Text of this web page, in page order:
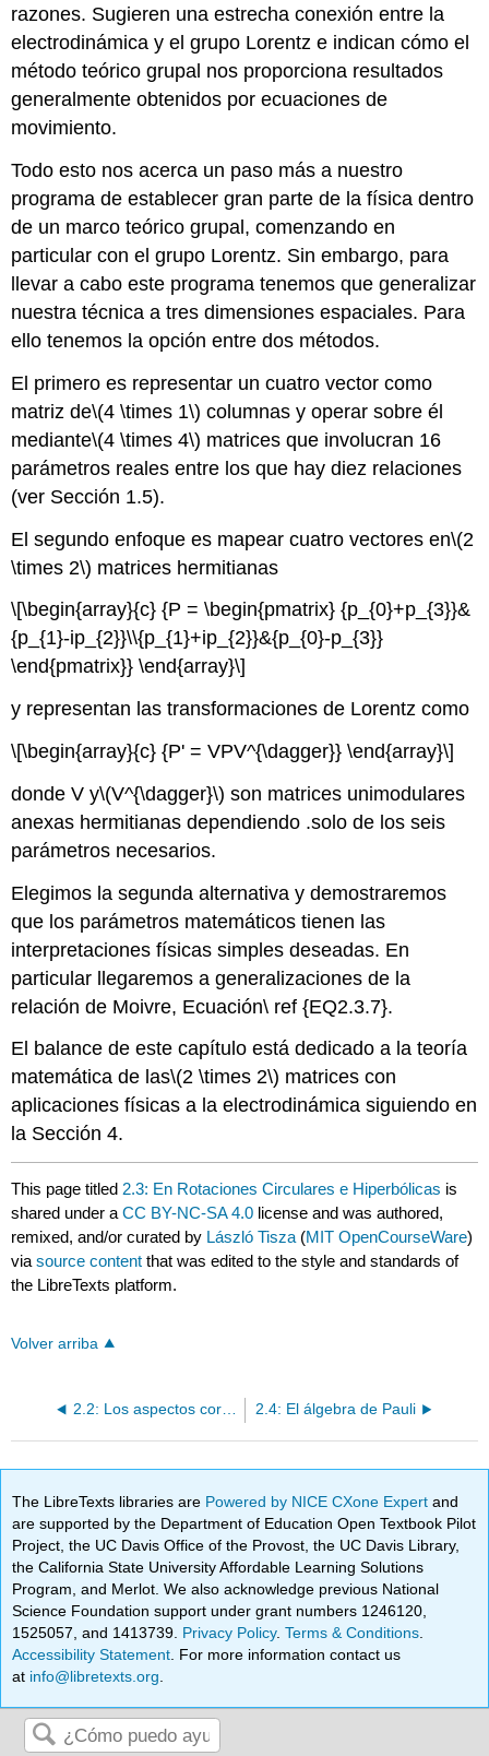
razones. Sugieren una estrecha conexión entre la
electrodinámica y el grupo Lorentz e indican cómo el
método teórico grupal nos proporciona resultados
generalmente obtenidos por ecuaciones de
movimiento.
Todo esto nos acerca un paso más a nuestro
programa de establecer gran parte de la física dentro
de un marco teórico grupal, comenzando en
particular con el grupo Lorentz. Sin embargo, para
llevar a cabo este programa tenemos que generalizar
nuestra técnica a tres dimensiones espaciales. Para
ello tenemos la opción entre dos métodos.
El primero es representar un cuatro vector como
matriz de\(4 \times 1\) columnas y operar sobre él
mediante\(4 \times 4\) matrices que involucran 16
parámetros reales entre los que hay diez relaciones
(ver Sección 1.5).
El segundo enfoque es mapear cuatro vectores en\(2
\times 2\) matrices hermitianas
\[\begin{array}{c} {P = \begin{pmatrix} {p_{0}+p_{3}}&
{p_{1}-ip_{2}}\\{p_{1}+ip_{2}}&{p_{0}-p_{3}}
\end{pmatrix}} \end{array}\]
y representan las transformaciones de Lorentz como
\[\begin{array}{c} {P' = VPV^{\dagger}} \end{array}\]
donde V y\(V^{\dagger}\) son matrices unimodulares
anexas hermitianas dependiendo .solo de los seis
parámetros necesarios.
Elegimos la segunda alternativa y demostraremos
que los parámetros matemáticos tienen las
interpretaciones físicas simples deseadas. En
particular llegaremos a generalizaciones de la
relación de Moivre, Ecuación\ ref {EQ2.3.7}.
El balance de este capítulo está dedicado a la teoría
matemática de las\(2 \times 2\) matrices con
aplicaciones físicas a la electrodinámica siguiendo en
la Sección 4.
This page titled 2.3: En Rotaciones Circulares e Hiperbólicas is
shared under aCC BY-NC-SA 4.0 license and was authored,
remixed, and/or curated by László Tisza (MIT OpenCourseWare)
viasource content that was edited to the style and standards of
the LibreTexts platform.
Volver arriba
2.2: Los aspectos corpusculares de la luz 2.4: El álgebra de Pauli
The LibreTexts libraries are Powered by NICE CXone Expertand
are supported by the Department of Education Open Textbook Pilot
Project, the UC Davis Office of the Provost, the UC Davis Library,
the California State University Affordable Learning Solutions
Program, and Merlot. We also acknowledge previous National
Science Foundation support under grant numbers 1246120,
1525057, and 1413739. Privacy Policy.Terms & Conditions
Accessibility Statement . For more information contact us
at info@libretexts.org